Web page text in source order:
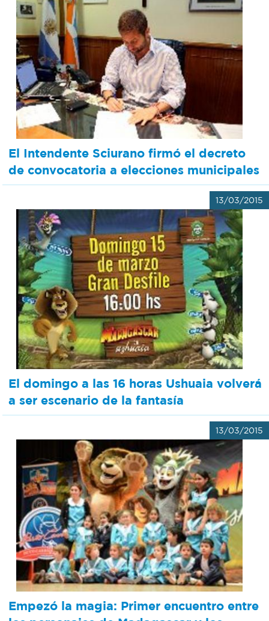
El Intendente Sciurano firmó el decreto
de convocatoria a elecciones municipales
13/03/2015
El domingo a las 16 horas Ushuaia volverá
a ser escenario de la fantasía
13/03/2015
Empezó la magia: Primer encuentro entre